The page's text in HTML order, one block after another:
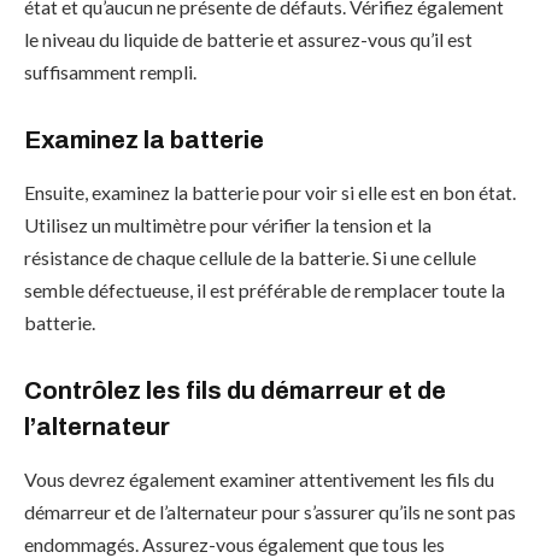
état et qu’aucun ne présente de défauts. Vérifiez également
le niveau du liquide de batterie et assurez-vous qu’il est
suffisamment rempli.
Examinez la batterie
Ensuite, examinez la batterie pour voir si elle est en bon état.
Utilisez un multimètre pour vérifier la tension et la
résistance de chaque cellule de la batterie. Si une cellule
semble défectueuse, il est préférable de remplacer toute la
batterie.
Contrôlez les fils du démarreur et de
l’alternateur
Vous devrez également examiner attentivement les fils du
démarreur et de l’alternateur pour s’assurer qu’ils ne sont pas
endommagés. Assurez-vous également que tous les